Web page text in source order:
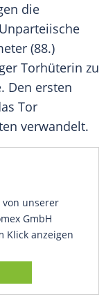
die
(88.)
Torhüterin zu
Den ersten
Tor
verwandelt.
unserer
GmbH
Klick anzeigen